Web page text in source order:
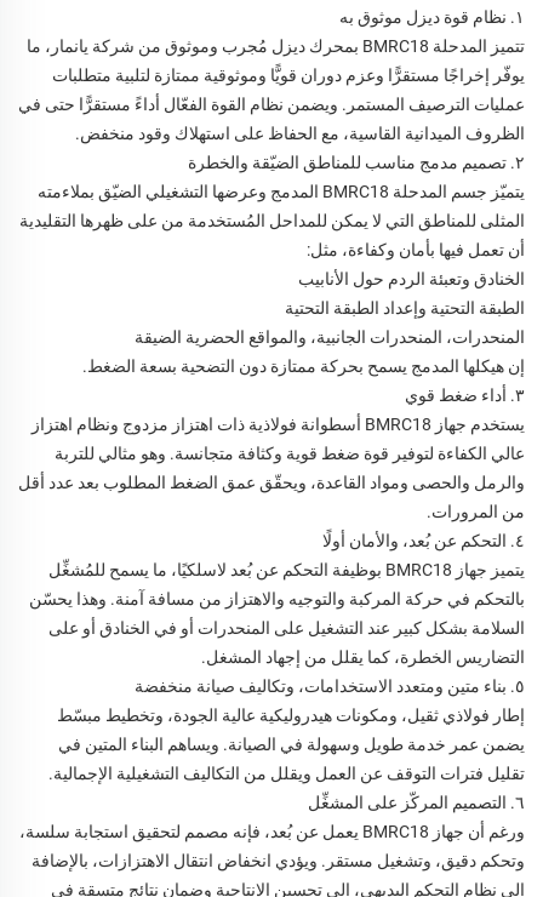
١. نظام قوة ديزل موثوق به
تتميز المدحلة BMRC18 بمحرك ديزل مُجرب وموثوق من شركة يانمار، ما
يوفّر إخراجًا مستقرًّا وعزم دوران قويًّا وموثوقية ممتازة لتلبية متطلبات
عمليات الترصيف المستمر. ويضمن نظام القوة الفعّال أداءً مستقرًّا حتى في
الظروف الميدانية القاسية، مع الحفاظ على استهلاك وقود منخفض.
٢. تصميم مدمج مناسب للمناطق الضيّقة والخطرة
يتميّز جسم المدحلة BMRC18 المدمج وعرضها التشغيلي الضيّق بملاءمته
المثلى للمناطق التي لا يمكن للمداحل المُستخدمة من على ظهرها التقليدية
أن تعمل فيها بأمان وكفاءة، مثل:
الخنادق وتعبئة الردم حول الأنابيب
الطبقة التحتية وإعداد الطبقة التحتية
المنحدرات، المنحدرات الجانبية، والمواقع الحضرية الضيقة
إن هيكلها المدمج يسمح بحركة ممتازة دون التضحية بسعة الضغط.
٣. أداء ضغط قوي
يستخدم جهاز BMRC18 أسطوانة فولاذية ذات اهتزاز مزدوج ونظام اهتزاز
عالي الكفاءة لتوفير قوة ضغط قوية وكثافة متجانسة. وهو مثالي للتربة
والرمل والحصى ومواد القاعدة، ويحقّق عمق الضغط المطلوب بعد عدد أقل
من المرورات.
٤. التحكم عن بُعد، والأمان أولًا
يتميز جهاز BMRC18 بوظيفة التحكم عن بُعد لاسلكيًا، ما يسمح للمُشغِّل
بالتحكم في حركة المركبة والتوجيه والاهتزاز من مسافة آمنة. وهذا يحسّن
السلامة بشكل كبير عند التشغيل على المنحدرات أو في الخنادق أو على
التضاريس الخطرة، كما يقلل من إجهاد المشغل.
٥. بناء متين ومتعدد الاستخدامات، وتكاليف صيانة منخفضة
إطار فولاذي ثقيل، ومكونات هيدروليكية عالية الجودة، وتخطيط مبسّط
يضمن عمر خدمة طويل وسهولة في الصيانة. ويساهم البناء المتين في
تقليل فترات التوقف عن العمل ويقلل من التكاليف التشغيلية الإجمالية.
٦. التصميم المركّز على المشغِّل
ورغم أن جهاز BMRC18 يعمل عن بُعد، فإنه مصمم لتحقيق استجابة سلسة،
وتحكم دقيق، وتشغيل مستقر. ويؤدي انخفاض انتقال الاهتزازات، بالإضافة
إلى نظام التحكم البديهي، إلى تحسين الإنتاجية وضمان نتائج متسقة في